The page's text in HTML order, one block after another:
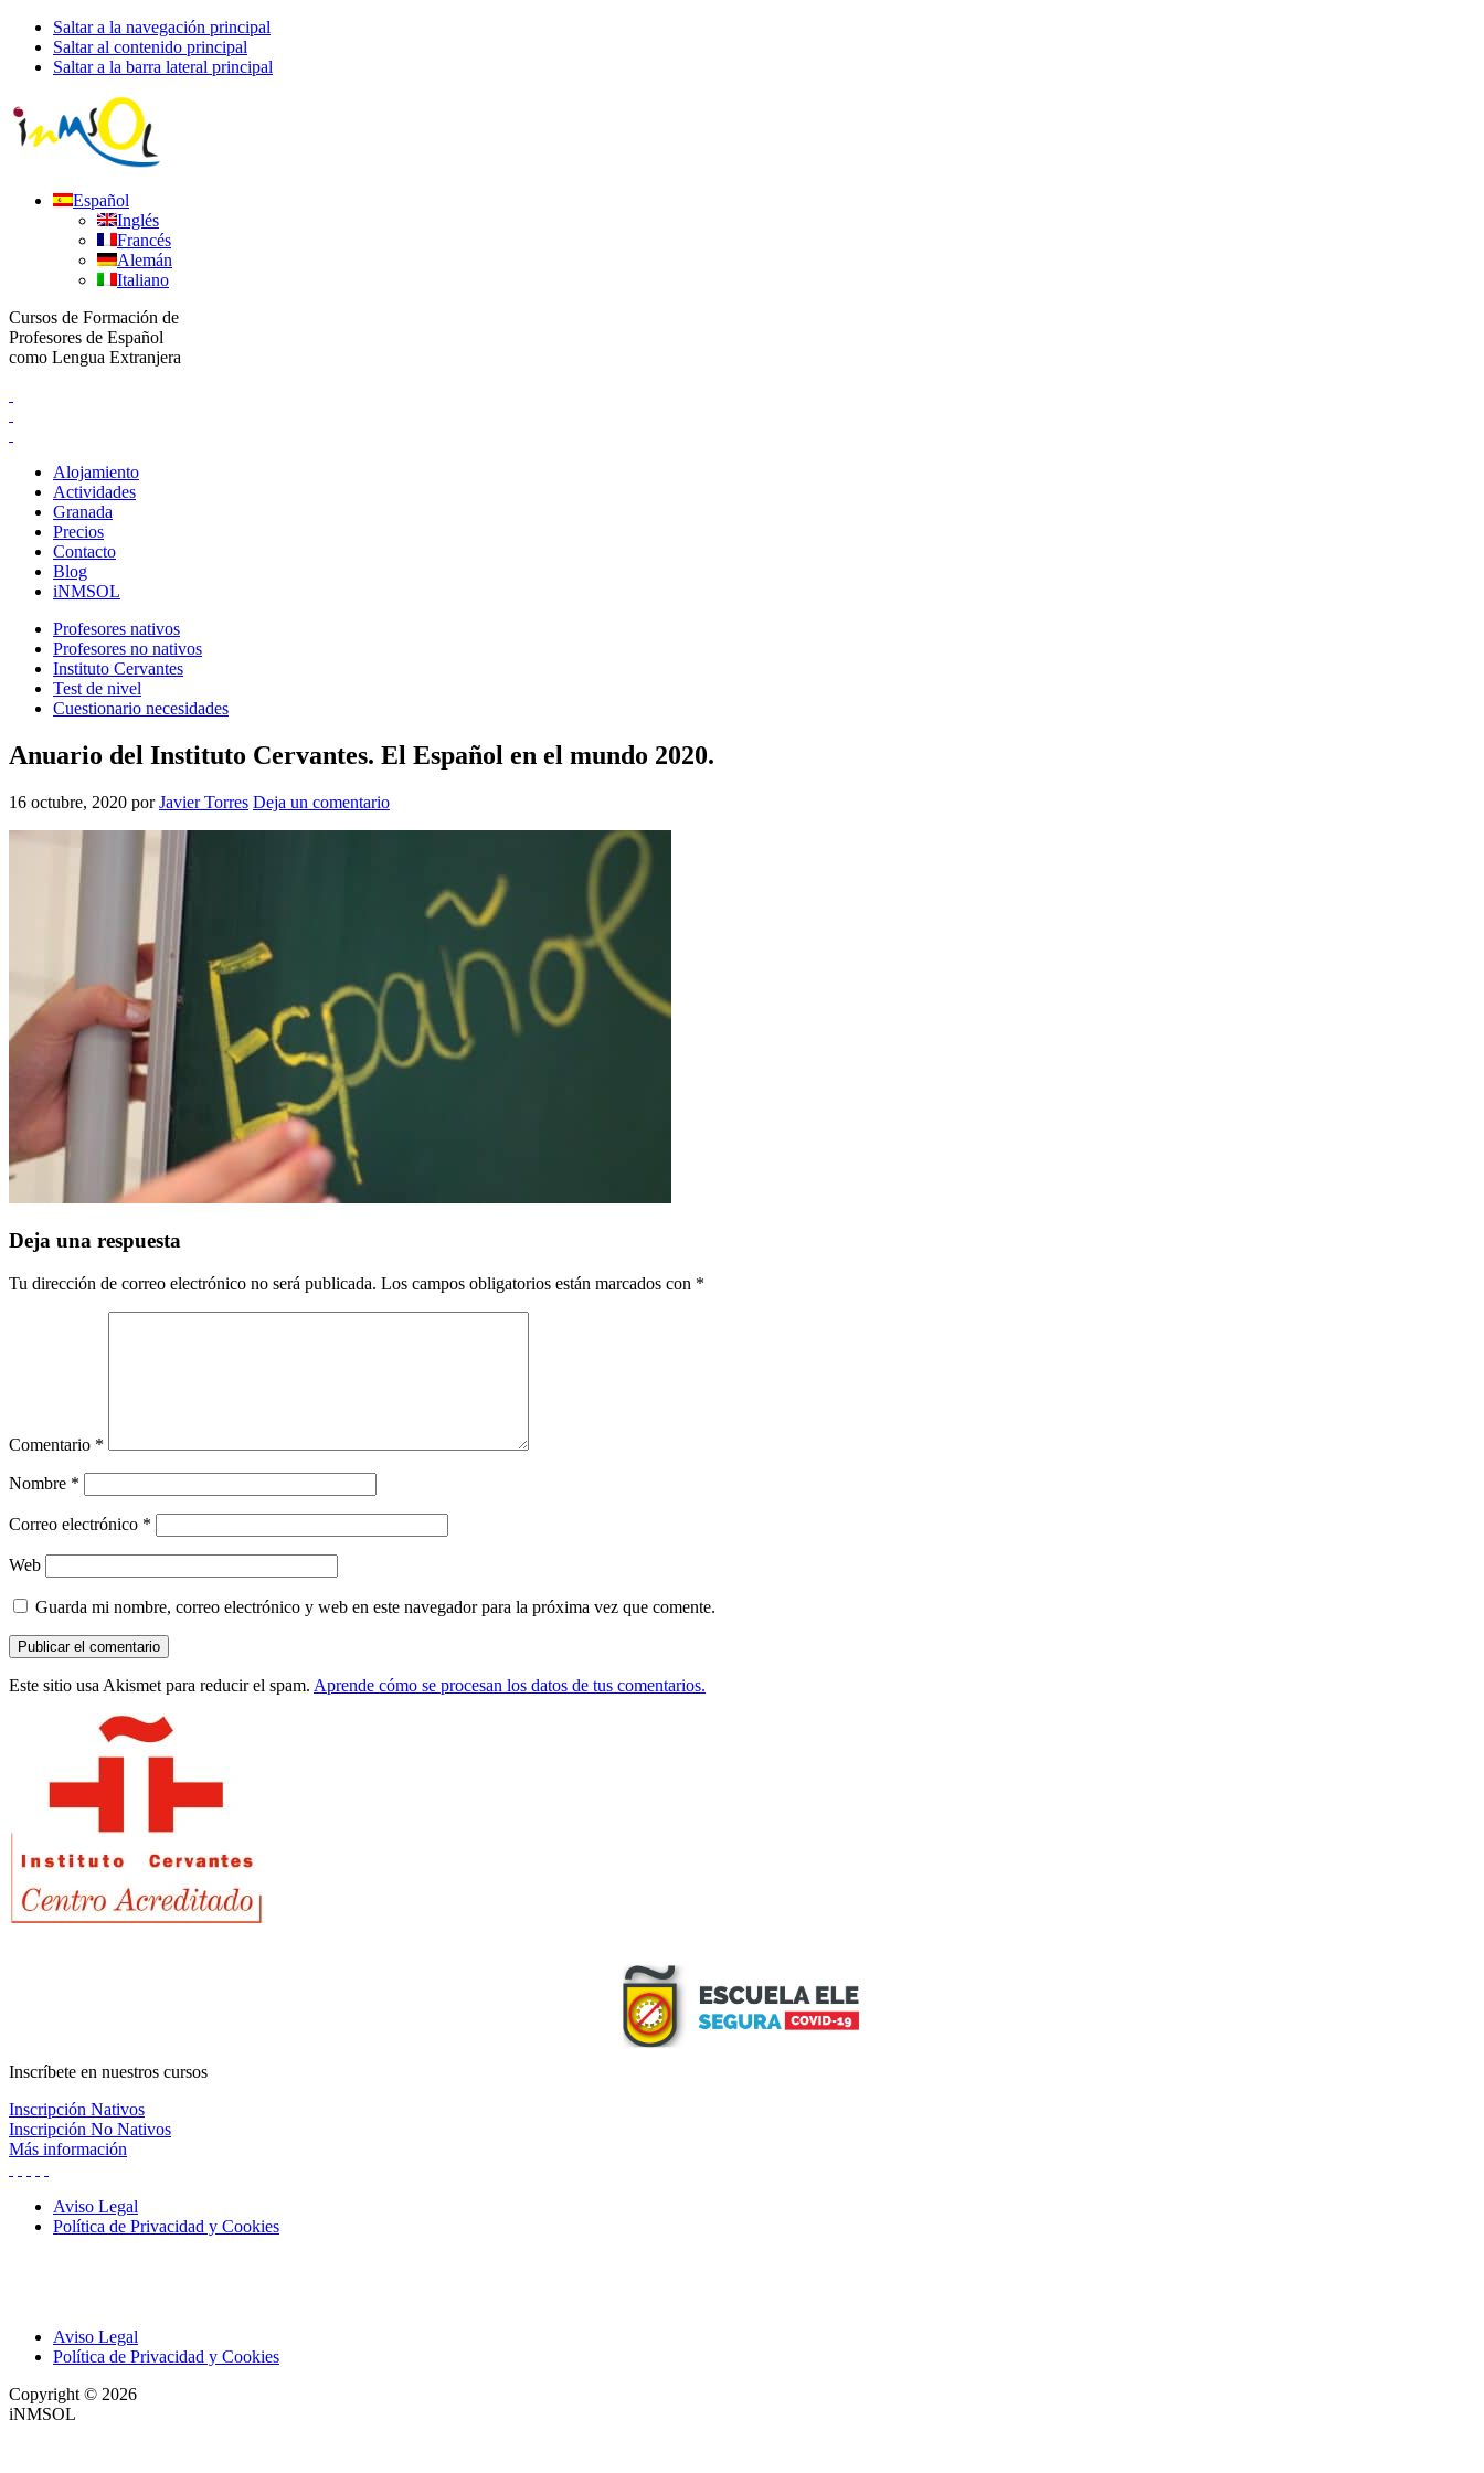
Saltar a la navegación principal
Saltar al contenido principal
Saltar a la barra lateral principal
Español
Inglés
Francés
Alemán
Italiano
Cursos de Formación de
Profesores de Español
como Lengua Extranjera
Alojamiento
Actividades
Granada
Precios
Contacto
Blog
iNMSOL
Profesores nativos
Profesores no nativos
Instituto Cervantes
Test de nivel
Cuestionario necesidades
Anuario del Instituto Cervantes. El Español en el mundo 2020.
16 octubre, 2020 porJavier Torres Deja un comentario
Interacciones
los
Deja una respuesta
Tu dirección de correo electrónico no será publicada. Los campos obligatorios están marcados con *
Comentario *
Nombre *
Correo electrónico *
Web
Guarda mi nombre, correo electrónico y web en este navegador para la próxima vez que comente.
Este sitio usa Akismet para reducir el spam. Aprende cómo se procesan los datos de tus comentarios.
principal
Inscríbete en nuestros cursos
Inscripción Nativos
Inscripción No Nativos
Más información
Aviso Legal
Política de Privacidad y Cookies
Aviso Legal
Política de Privacidad y Cookies
Copyright © 2026
iNMSOL